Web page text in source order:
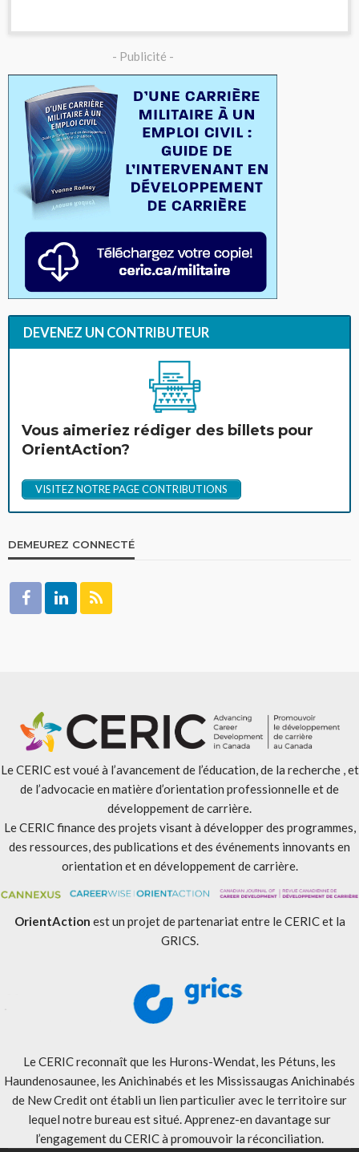
- Publicité -
DEVENEZ UN CONTRIBUTEUR
Vous aimeriez rédiger des billets pour
OrientAction?
VISITEZ NOTRE PAGE CONTRIBUTIONS
DEMEUREZ CONNECTÉ
Le CERIC est voué à l’avancement de l’éducation, de la recherche , et
de l’advocacie en matière d’orientation professionnelle et de
développement de carrière.
Le CERIC finance des projets visant à développer des programmes,
des ressources, des publications et des événements innovants en
orientation et en développement de carrière.
OrientAction est un projet de partenariat entre le CERIC et la
GRICS.
Le CERIC reconnaît que les Hurons-Wendat, les Pétuns, les
Haundenosaunee, les Anichinabés et les Mississaugas Anichinabés
de New Credit ont établi un lien particulier avec le territoire sur
lequel notre bureau est situé. Apprenez-en davantage sur
l’engagement du CERIC à promouvoir la réconciliation.